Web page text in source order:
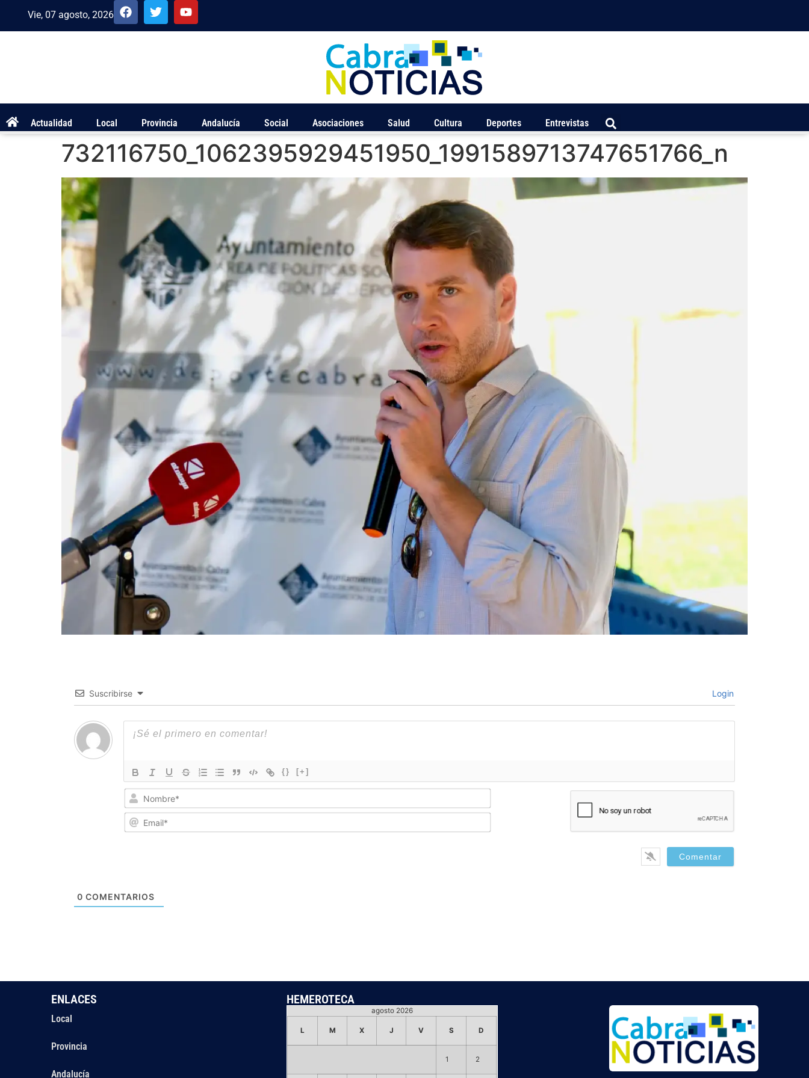
Vie, 07 agosto, 2026
Actualidad Local Provincia Andalucía Social Asociaciones Salud Cultura Deportes Entrevistas
732116750_1062395929451950_1991589713747651766_n
Suscribirse Login
{} [+]
0 COMENTARIOS
ENLACES
Local
Provincia
Andalucía
HEMEROTECA
agosto 2026
L M X J V S D
1 2